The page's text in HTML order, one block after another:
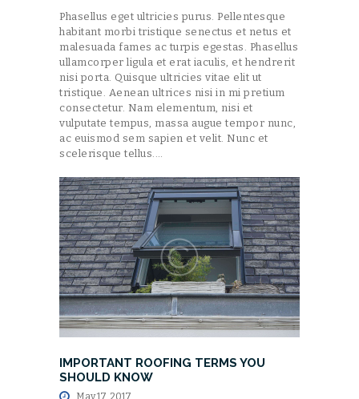
Phasellus eget ultricies purus. Pellentesque
habitant morbi tristique senectus et netus et
malesuada fames ac turpis egestas. Phasellus
ullamcorper ligula et erat iaculis, et hendrerit
nisi porta. Quisque ultricies vitae elit ut
tristique. Aenean ultrices nisi in mi pretium
consectetur. Nam elementum, nisi et
vulputate tempus, massa augue tempor nunc,
ac euismod sem sapien et velit. Nunc et
scelerisque tellus.…
IMPORTANT ROOFING TERMS YOU
SHOULD KNOW